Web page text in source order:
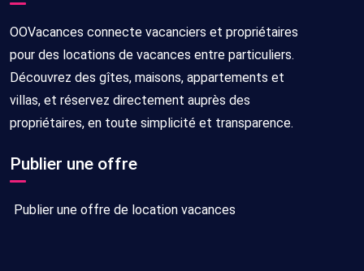
OOVacances connecte vacanciers et propriétaires
pour des locations de vacances entre particuliers.
Découvrez des gîtes, maisons, appartements et
villas, et réservez directement auprès des
propriétaires, en toute simplicité et transparence.
Publier une offre
Publier une offre de location vacances